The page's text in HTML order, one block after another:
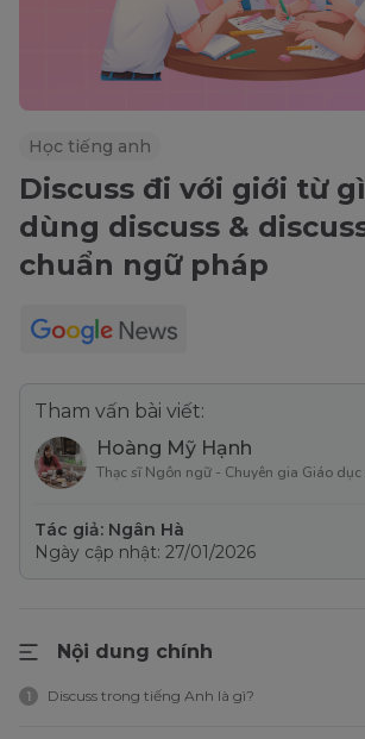
Học tiếng anh
Discuss đi với giới từ
dùng discuss &
chuẩn ngữ pháp
Tham vấn bài viết:
Hoàng Mỹ Hạnh
Thạc sĩ Ngôn ngữ - Chuyên gia Giáo dục
Tác giả: Ngân Hà
Ngày cập nhật: 27/01/2026
Nội dung chính
1 Discuss trong tiếng Anh là gì?